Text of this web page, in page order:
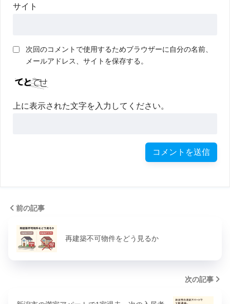
サイト
次回のコメントで使用するためブラウザーに自分の名前、
メールアドレス、サイトを保存する。
上に表示された文字を入力してください。
前の記事
再建築不可物件をどう見るか
次の記事